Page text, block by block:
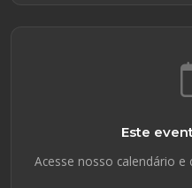
Este
Acesse nosso calendário